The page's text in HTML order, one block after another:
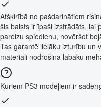
Atšķirībā no pašdarinātiem
šis balsts ir īpaši izstrādāts, lai
pareizu spiedienu, novēršot
Tas garantē lielāku izturību un
materiāli nodrošina labāku
Kuriem PS3 modeļiem ir